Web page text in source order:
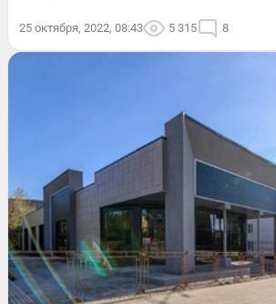
25 октября, 2022, 08:43 5 315 8